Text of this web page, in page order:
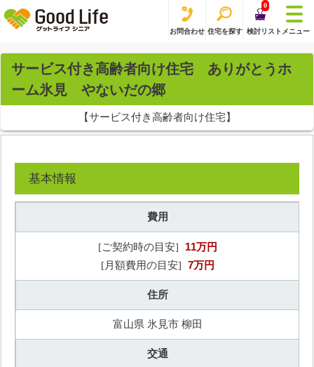
お問合わせ 住宅を探す
0
検討リスト メニュー
サービス付き高齢者向け住宅 ありがとうホ
ーム氷見 やないだの郷
【サービス付き高齢者向け住宅】
基本情報
費用
[ご契約時の目安] 11万円
[月額費用の目安] 7万円
住所
富山県 氷見市 柳田
交通